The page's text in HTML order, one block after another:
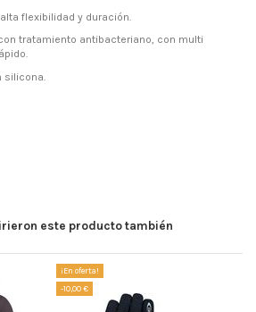
flexibilidad y duración.
tratamiento antibacteriano, con multi
silicona.
este producto también
¡En oferta!
-10,00 €